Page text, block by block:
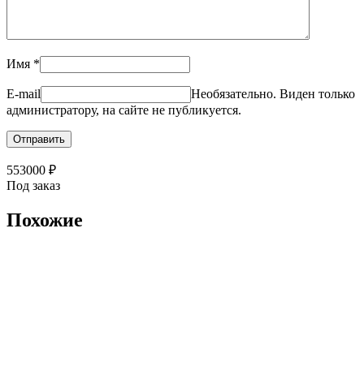
Имя *
E-mail
Необязательно. Виден только
администратору, на сайте не публикуется.
553000 ₽
Под заказ
Похожие